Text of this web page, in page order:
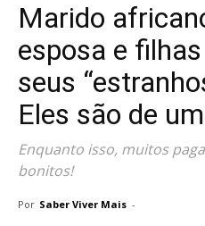
Marido
esposa e
seus
Eles são de
Enquanto isso, muitos
bonitos!
Por Saber Viver Mais -